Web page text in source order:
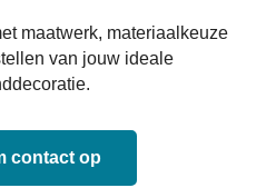
maatwerk, materiaalkeuze
van jouw ideale
contact op